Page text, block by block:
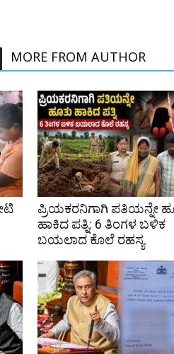
MORE FROM AUTHOR
ಪ್ರಿಯಕರನಿಗಾಗಿ ಪತಿಯನ್ನೇ
ಹಾಕಿದ ಪತ್ನಿ: 6 ತಿಂಗಳ ಬಳಿಕ
ಬಯಲಾದ ಕೊಲೆ ರಹಸ್ಯ